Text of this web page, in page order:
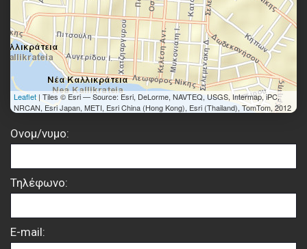
Leaflet | Tiles © Esri — Source: Esri, DeLorme, NAVTEQ, USGS, Intermap, iPC,
NRCAN, Esri Japan, METI, Esri China (Hong Kong), Esri (Thailand), TomTom, 2012
Ονομ/νυμο:
Τηλέφωνο:
E-mail: